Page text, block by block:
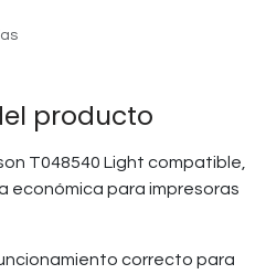
producto
T048540 Light compatible,
económica para impresoras
correcto para